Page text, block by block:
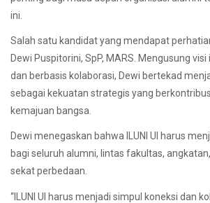
ini.
Salah satu kandidat yang mendapat
Dewi Puspitorini, SpP, MARS. Mengusung
dan berbasis kolaborasi, Dewi bertekad
sebagai kekuatan strategis yang
kemajuan bangsa.
Dewi menegaskan bahwa ILUNI UI harus
bagi seluruh alumni, lintas fakultas,
sekat perbedaan.
“ILUNI UI harus menjadi simpul koneksi dan